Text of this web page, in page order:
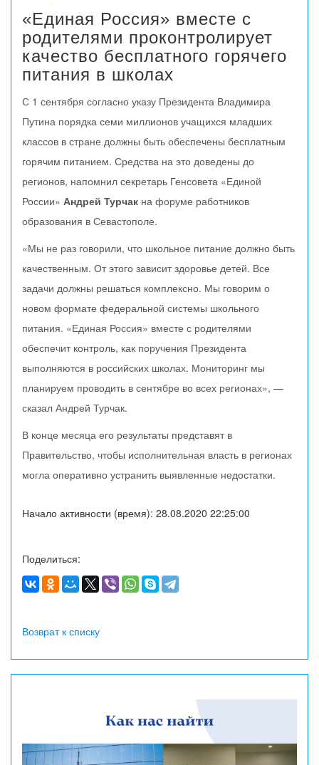
«Единая Россия» вместе с
родителями проконтролирует
качество бесплатного горячего
питания в школах
С 1 сентября согласно указу Президента Владимира
Путина порядка семи миллионов учащихся младших
классов в стране должны быть обеспечены бесплатным
горячим питанием. Средства на это доведены до
регионов, напомнил секретарь Генсовета «Единой
России» Андрей Турчак на форуме работников
образования в Севастополе.
«Мы не раз говорили, что школьное питание должно быть
качественным. От этого зависит здоровье детей. Все
задачи должны решаться комплексно. Мы говорим о
новом формате федеральной системы школьного
питания. «Единая Россия» вместе с родителями
обеспечит контроль, как поручения Президента
выполняются в российских школах. Мониторинг мы
планируем проводить в сентябре во всех регионах», —
сказал Андрей Турчак.
В конце месяца его результаты представят в
Правительство, чтобы исполнительная власть в регионах
могла оперативно устранить выявленные недостатки.
Начало активности (время): 28.08.2020 22:25:00
Поделиться:
Возврат к списку